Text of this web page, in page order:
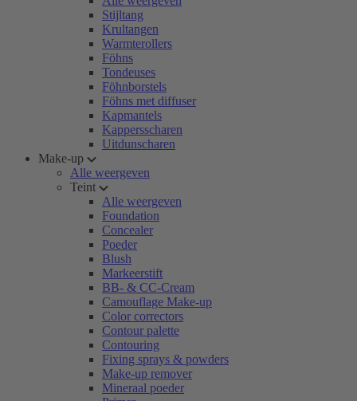
Stijltang
Krultangen
Warmterollers
Föhns
Tondeuses
Föhnborstels
Föhns met diffuser
Kapmantels
Kappersscharen
Uitdunscharen
Make-up
Alle weergeven
Teint
Alle weergeven
Foundation
Concealer
Poeder
Blush
Markeerstift
BB- & CC-Cream
Camouflage Make-up
Color correctors
Contour palette
Contouring
Fixing sprays & powders
Make-up remover
Mineraal poeder